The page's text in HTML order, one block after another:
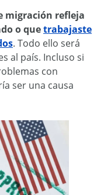
migración refleja
o quetrabajaste
. Todo ello será
al país. Incluso si
con
ser una causa